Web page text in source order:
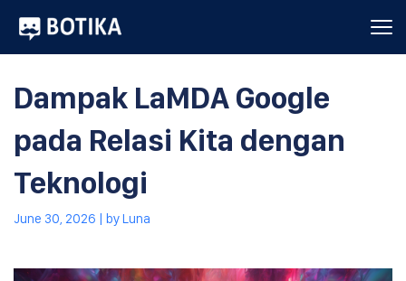
Dampak LaMDA Google
pada Relasi Kita dengan
Teknologi
June 30, 2026 | byLuna